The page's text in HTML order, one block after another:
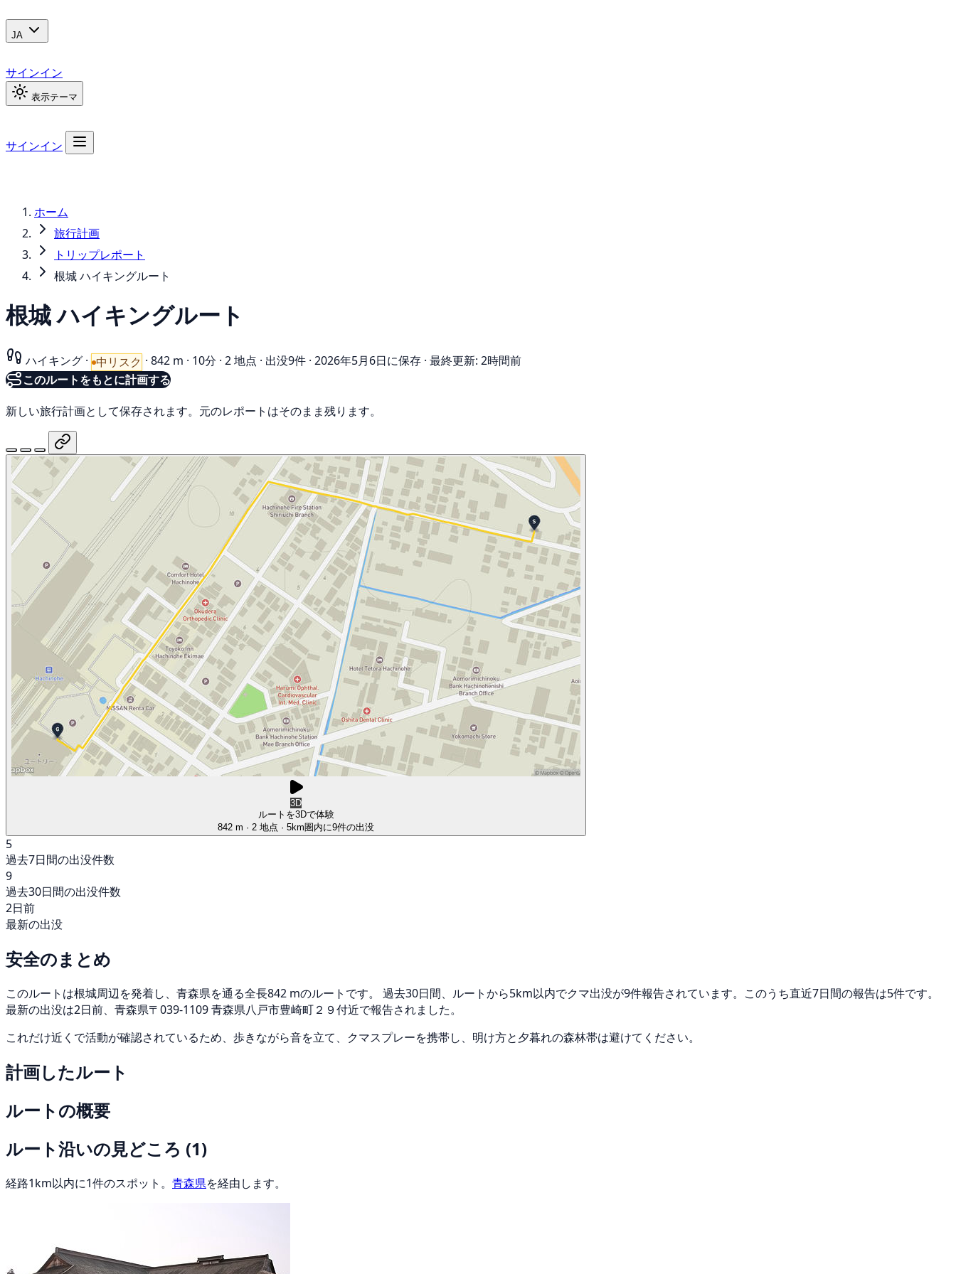
JA
サインイン
表示テーマ
サインイン
ホーム
旅行計画
トリップレポート
根城 ハイキングルート
根城 ハイキングルート
ハイキング · 中リスク · 842 m · 10分 · 2 地点 · 出没9件 · 2026年5月6日に保存 · 最終更新: 2時間前
このルートをもとに計画する
新しい旅行計画として保存されます。元のレポートはそのまま残ります。
3D
ルートを3Dで体験
842 m · 2 地点 · 5km圏内に9件の出没
5
過去7日間の出没件数
9
過去30日間の出没件数
2日前
最新の出没
安全のまとめ
このルートは根城周辺を発着し、青森県を通る全長842 mのルートです。 過去30日間、ルートから5km以内でクマ出没が9件報告されています。このうち直近7日間の報告は5件です。
最新の出没は2日前、青森県〒039-1109 青森県八戸市豊崎町２９付近で報告されました。
これだけ近くで活動が確認されているため、歩きながら音を立て、クマスプレーを携帯し、明け方と夕暮れの森林帯は避けてください。
計画したルート
ルートの概要
ルート沿いの見どころ (1)
経路1km以内に1件のスポット。 青森県を経由します。